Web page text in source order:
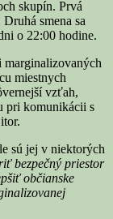
skupín. Prvá
smena sa
o 22:00 hodine.
miestnych
vzťah,
pri komunikácii s
sú jej v niektorých
bezpečný priestor
občianske